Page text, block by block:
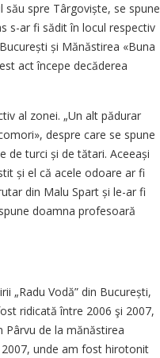
spre Târgoviște, se spune
s-ar fi sădit în locul respectiv
și Mănăstirea «Buna
act începe decăderea
al zonei. „Un alt pădurar
despre care se spune
de turci și de tătari. Aceeași
și el că acele odoare ar fi
din Malu Spart și le-ar fi
doamna profesoară
„Radu Vodă” din București,
ridicată între 2006 şi 2007,
de la mănăstirea
2007, unde am fost hirotonit